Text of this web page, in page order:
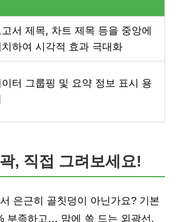
고서 제목, 차트 제목 등을 중앙에
치하여 시각적 효과 극대화
터 그룹핑 및 요약 정보 표시 용
, 직접 그려보세요!
은근히 골칫덩이 아닌가요? 기본
부족하고… 맘에 쏙 드는 외곽선,